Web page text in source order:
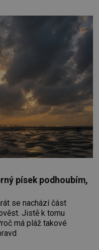
světlé pěny a postupně
hladký
písek podhoubím,
se nachází část
Jistě k tomu
má pláž takové
pravd